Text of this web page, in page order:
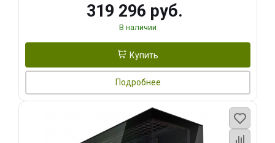
319 296 руб.
В наличии
Купить
Подробнее